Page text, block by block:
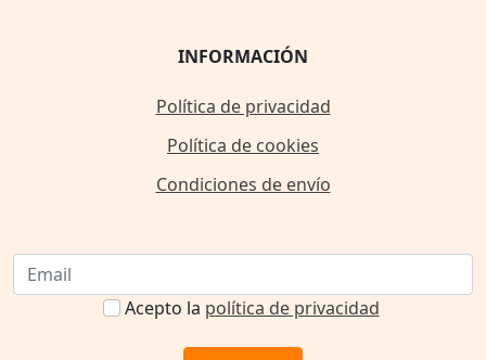
INFORMACIÓN
Política de privacidad
Política de cookies
Condiciones de envío
Acepto la política de privacidad